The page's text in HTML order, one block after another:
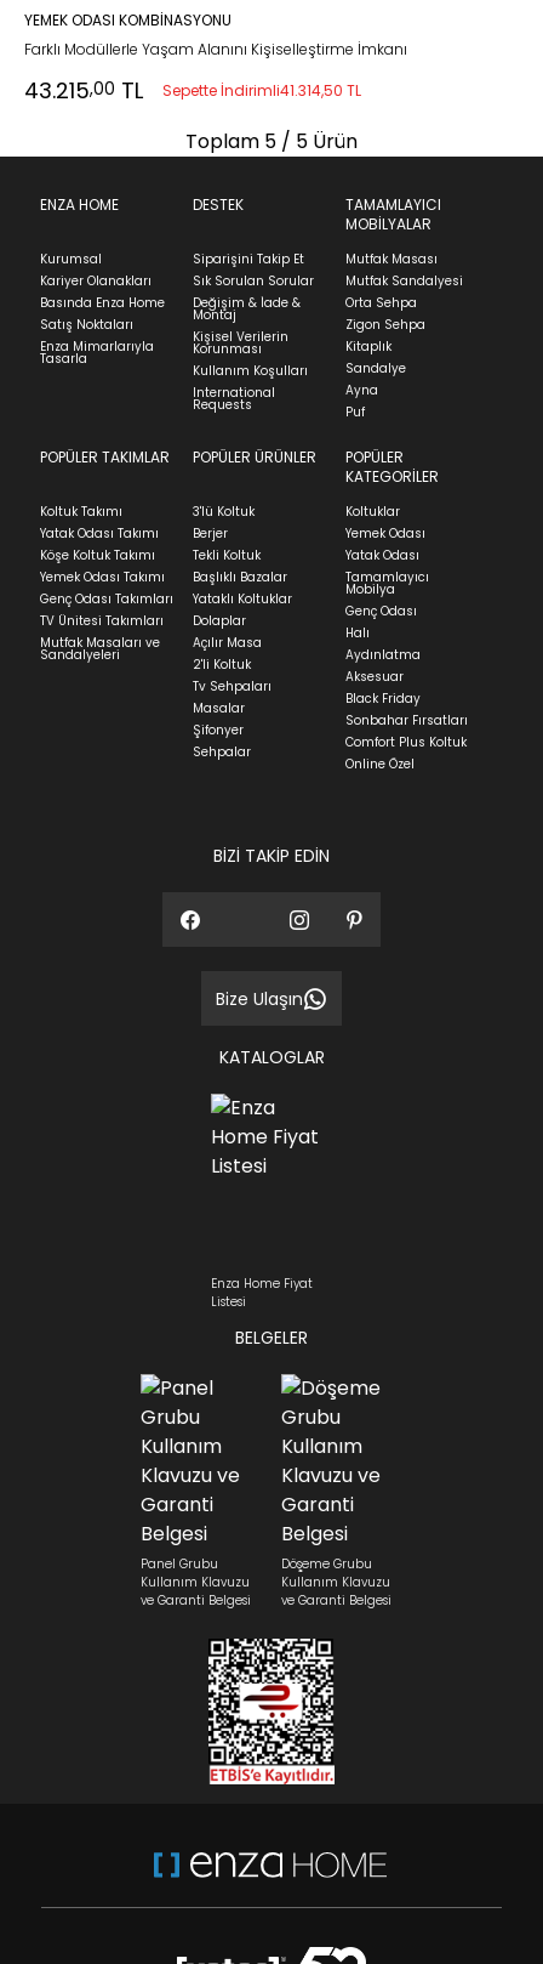
YEMEK ODASI KOMBİNASYONU
Farklı Modüllerle Yaşam Alanını Kişiselleştirme İmkanı
43.215,00 TL Sepette İndirimli41.314,50 TL
Toplam 5 / 5 Ürün
ENZA HOME
Kurumsal
Kariyer Olanakları
Basında Enza Home
Satış Noktaları
Enza Mimarlarıyla
Tasarla
DESTEK
Siparişini Takip Et
Sık Sorulan Sorular
Değişim & İade &
Montaj
Kişisel Verilerin
Korunması
Kullanım Koşulları
International
Requests
TAMAMLAYICI
MOBİLYALAR
Mutfak Masası
Mutfak Sandalyesi
Orta Sehpa
Zigon Sehpa
Kitaplık
Sandalye
Ayna
Puf
POPÜLER TAKIMLAR
Koltuk Takımı
Yatak Odası Takımı
Köşe Koltuk Takımı
Yemek Odası Takımı
Genç Odası Takımları
TV Ünitesi Takımları
Mutfak Masaları ve
Sandalyeleri
POPÜLER ÜRÜNLER
3'lü Koltuk
Berjer
Tekli Koltuk
Başlıklı Bazalar
Yataklı Koltuklar
Dolaplar
Açılır Masa
2'li Koltuk
Tv Sehpaları
Masalar
Şifonyer
Sehpalar
POPÜLER
KATEGORİLER
Koltuklar
Yemek Odası
Yatak Odası
Tamamlayıcı
Mobilya
Genç Odası
Halı
Aydınlatma
Aksesuar
Black Friday
Sonbahar Fırsatları
Comfort Plus Koltuk
Online Özel
BİZİ TAKİP EDİN
Bize Ulaşın
KATALOGLAR
Enza Home Fiyat
Listesi
BELGELER
Panel Grubu
Kullanım Klavuzu
ve Garanti Belgesi
Döşeme Grubu
Kullanım Klavuzu
ve Garanti Belgesi